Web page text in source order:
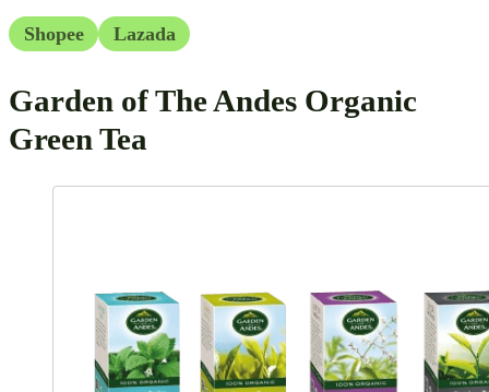
Shopee Lazada
Garden of The Andes Organic
Green Tea